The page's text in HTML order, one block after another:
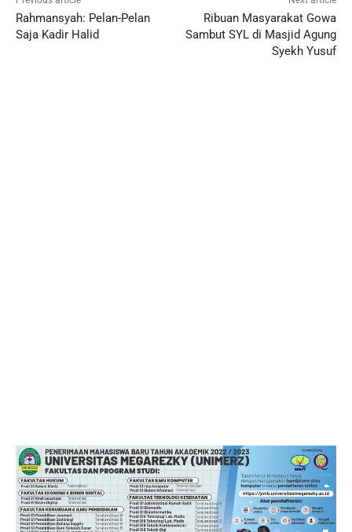
Rahmansyah: Pelan-Pelan
Saja Kadir Halid
Ribuan Masyarakat Gowa
Sambut SYL di Masjid Agung
Syekh Yusuf